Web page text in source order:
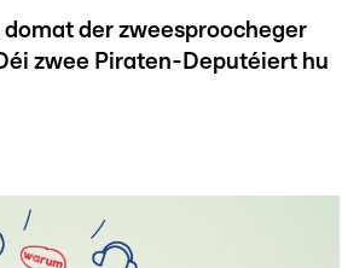
der zweesproocheger
zwee Piraten-Deputéiert hu